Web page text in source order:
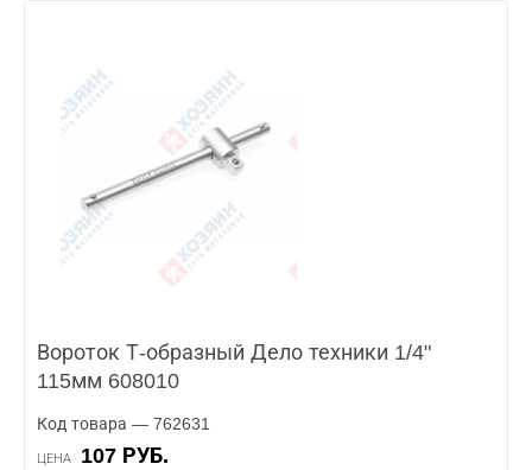
Вороток Т-образный Дело техники 1/4"
115мм 608010
Код товара — 762631
ЦЕНА 107 РУБ.